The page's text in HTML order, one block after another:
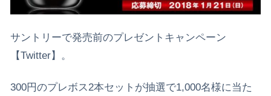
サントリーで発売前のプレゼントキャンペーン
【Twitter】。
300円のプレボス2本セットが抽選で1,000名様に当た